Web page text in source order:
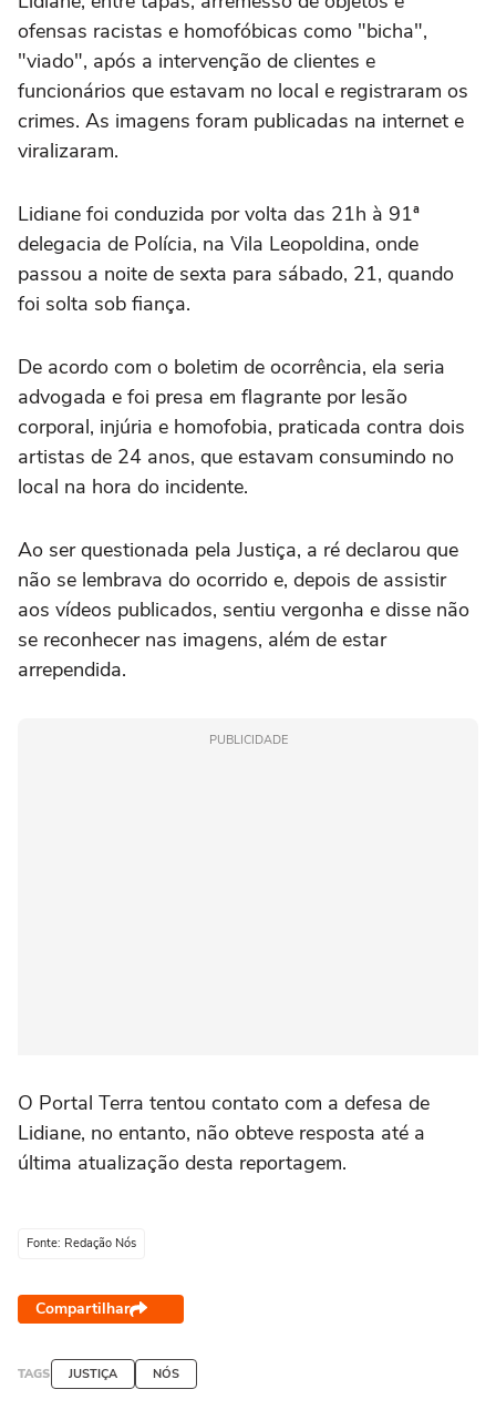
ofensas racistas e homofóbicas como "bicha",
"viado", após a intervenção de clientes e
funcionários que estavam no local e registraram os
crimes. As imagens foram publicadas na internet e
viralizaram.
Lidiane foi conduzida por volta das 21h à 91ª
delegacia de Polícia, na Vila Leopoldina, onde
passou a noite de sexta para sábado, 21, quando
foi solta sob fiança.
De acordo com o boletim de ocorrência, ela seria
advogada e foi presa em flagrante por lesão
corporal, injúria e homofobia, praticada contra dois
artistas de 24 anos, que estavam consumindo no
local na hora do incidente.
Ao ser questionada pela Justiça, a ré declarou que
não se lembrava do ocorrido e, depois de assistir
aos vídeos publicados, sentiu vergonha e disse não
se reconhecer nas imagens, além de estar
arrependida.
PUBLICIDADE
O Portal Terra tentou contato com a defesa de
Lidiane, no entanto, não obteve resposta até a
última atualização desta reportagem.
Fonte: Redação Nós
Compartilhar
TAGS JUSTIÇA NÓS